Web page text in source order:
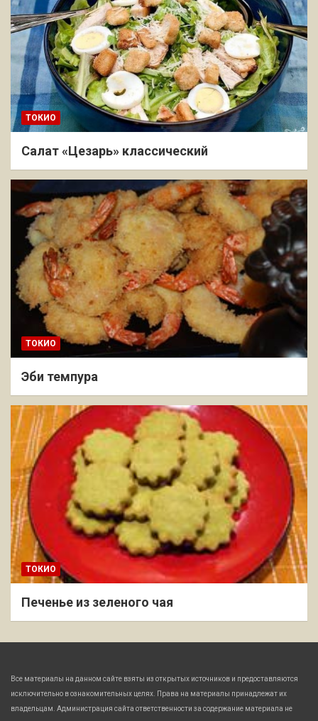
ТОКИО
Салат «Цезарь» классический
ТОКИО
Эби темпура
ТОКИО
Печенье из зеленого чая
Все материалы на данном сайте взяты из открытых источников и предоставляются
исключительно в ознакомительных целях. Права на материалы принадлежат их
владельцам. Администрация сайта ответственности за содержание материала не